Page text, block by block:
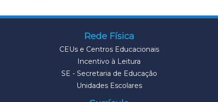
Rede Física
CEUs e Centros Educacionais
Incentivo à Leitura
SE - Secretaria de Educação
Unidades Escolares